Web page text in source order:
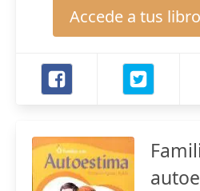
Accede a tus